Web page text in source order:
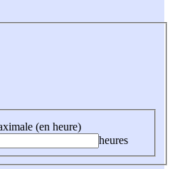
(en heure)
heures